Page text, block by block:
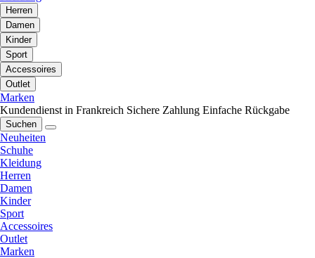
Herren
Damen
Kinder
Sport
Accessoires
Outlet
Marken
Kundendienst in Frankreich Sichere Zahlung Einfache Rückgabe
Suchen
Neuheiten
Schuhe
Kleidung
Herren
Damen
Kinder
Sport
Accessoires
Outlet
Marken